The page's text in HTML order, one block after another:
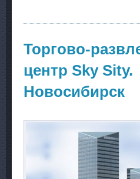
Торгово-
центр Sky Sity.
Новосибирск